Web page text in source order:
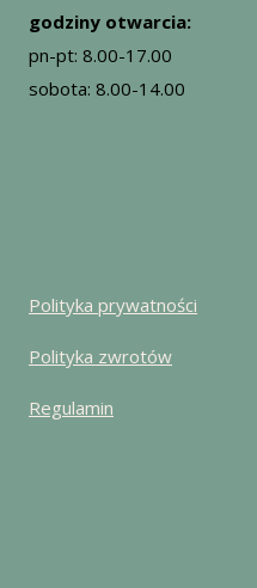
godziny otwarcia:
pn-pt: 8.00-17.00
sobota: 8.00-14.00
Polityka prywatności
Polityka zwrotów
Regulamin